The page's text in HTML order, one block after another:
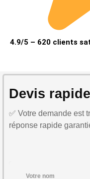
4.9/5 – 620 clients
Devis rapide
✅ Votre demande est
réponse rapide
Votre nom